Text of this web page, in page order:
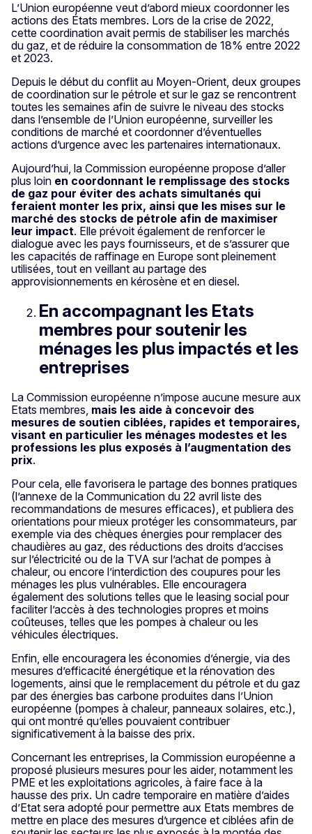
L’Union européenne veut d’abord mieux coordonner les
actions des États membres. Lors de la crise de 2022,
cette coordination avait permis de stabiliser les marchés
du gaz, et de réduire la consommation de 18% entre 2022
et 2023.
Depuis le début du conflit au Moyen-Orient, deux groupes
de coordination sur le pétrole et sur le gaz se rencontrent
toutes les semaines afin de suivre le niveau des stocks
dans l’ensemble de l’Union européenne, surveiller les
conditions de marché et coordonner d’éventuelles
actions d’urgence avec les partenaires internationaux.
Aujourd’hui, la Commission européenne propose d’aller
plus loin en coordonnant le remplissage des stocks
de gaz pour éviter des achats simultanés qui
feraient monter les prix, ainsi que les mises sur le
marché des stocks de pétrole afin de maximiser
leur impact. Elle prévoit également de renforcer le
dialogue avec les pays fournisseurs, et de s’assurer que
les capacités de raffinage en Europe sont pleinement
utilisées, tout en veillant au partage des
approvisionnements en kérosène et en diesel.
En accompagnant les Etats
membres pour soutenir les
ménages les plus impactés et les
entreprises
La Commission européenne n’impose aucune mesure aux
Etats membres, mais les aide à concevoir des
mesures de soutien ciblées, rapides et temporaires,
visant en particulier les ménages modestes et les
professions les plus exposés à l’augmentation des
prix.
Pour cela, elle favorisera le partage des bonnes pratiques
(l’annexe de la Communication du 22 avril liste des
recommandations de mesures efficaces), et publiera des
orientations pour mieux protéger les consommateurs, par
exemple via des chèques énergies pour remplacer des
chaudières au gaz, des réductions des droits d’accises
sur l’électricité ou de la TVA sur l’achat de pompes à
chaleur, ou encore l’interdiction des coupures pour les
ménages les plus vulnérables. Elle encouragera
également des solutions telles que le leasing social pour
faciliter l’accès à des technologies propres et moins
coûteuses, telles que les pompes à chaleur ou les
véhicules électriques.
Enfin, elle encouragera les économies d’énergie, via des
mesures d’efficacité énergétique et la rénovation des
logements, ainsi que le remplacement du pétrole et du gaz
par des énergies bas carbone produites dans l’Union
européenne (pompes à chaleur, panneaux solaires, etc.),
qui ont montré qu’elles pouvaient contribuer
significativement à la baisse des prix.
Concernant les entreprises, la Commission européenne a
proposé plusieurs mesures pour les aider, notamment les
PME et les exploitations agricoles, à faire face à la
hausse des prix. Un cadre temporaire en matière d’aides
d’Etat sera adopté pour permettre aux Etats membres de
mettre en place des mesures d’urgence et ciblées afin de